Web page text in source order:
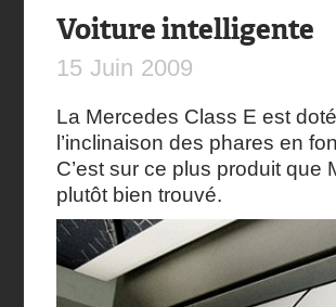
Voiture intelligente
15 Juin 2009
La Mercedes Class E est
l’inclinaison des phares en
C’est sur ce plus produit
plutôt bien trouvé.